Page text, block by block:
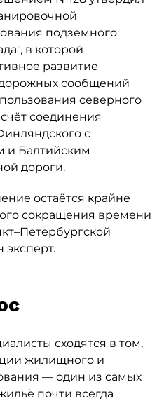
подземного
в которой
развитие
сообщений
северного
соединения
с
и Балтийским
дороги.
остаётся крайне
сокращения времени
эксперт.
сходятся в том,
жилищного и
— один из самых
почти всегда